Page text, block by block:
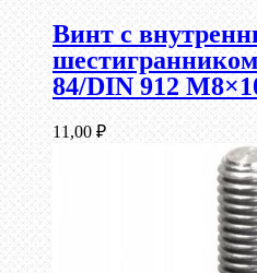
Винт c
84/DIN 912
11,00 ₽